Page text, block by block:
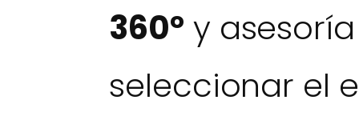
360° y
seleccionar el